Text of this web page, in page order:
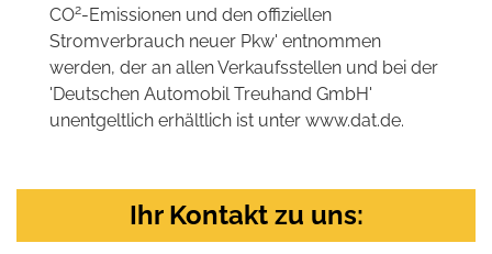
CO2-Emissionen und den offiziellen
Stromverbrauch neuer Pkw' entnommen
werden, der an allen Verkaufsstellen und bei der
'Deutschen Automobil Treuhand GmbH'
unentgeltlich erhältlich ist unter www.dat.de.
Ihr Kontakt zu uns: